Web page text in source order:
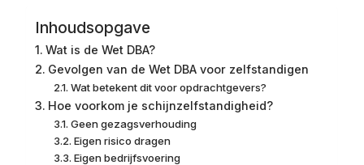
Inhoudsopgave
Wat is de Wet DBA?
Gevolgen van de Wet DBA voor zelfstandigen
Wat betekent dit voor opdrachtgevers?
Hoe voorkom je schijnzelfstandigheid?
Geen gezagsverhouding
Eigen risico dragen
Eigen bedrijfsvoering